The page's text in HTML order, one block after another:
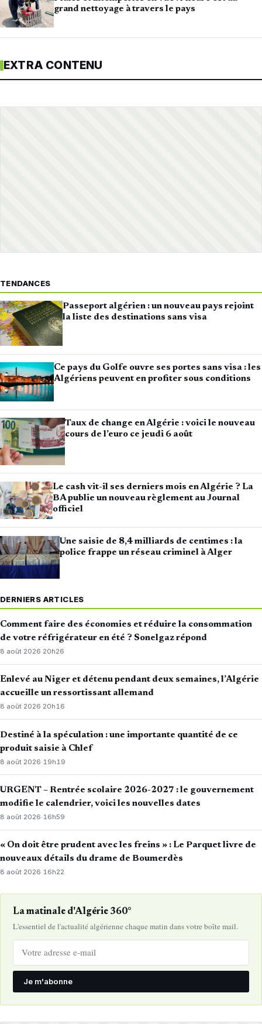
grand nettoyage à travers le pays
EXTRA CONTENU
TENDANCES
Passeport algérien : un nouveau pays rejoint
la liste des destinations sans visa
Ce pays du Golfe ouvre ses portes sans visa : les
Algériens peuvent en profiter sous conditions
Taux de change en Algérie : voici le nouveau
cours de l’euro ce jeudi 6 août
Le cash vit-il ses derniers mois en Algérie ? La
BA publie un nouveau règlement au Journal
officiel
Une saisie de 8,4 milliards de centimes : la
police frappe un réseau criminel à Alger
DERNIERS ARTICLES
Comment faire des économies et réduire la consommation
de votre réfrigérateur en été ? Sonelgaz répond
8 août 2026·20h26
Enlevé au Niger et détenu pendant deux semaines, l’Algérie
accueille un ressortissant allemand
8 août 2026·20h16
Destiné à la spéculation : une importante quantité de ce
produit saisie à Chlef
8 août 2026· 19h19
URGENT – Rentrée scolaire 2026-2027 : le gouvernement
modifie le calendrier, voici les nouvelles dates
8 août 2026·16h59
« On doit être prudent avec les freins » : Le Parquet livre de
nouveaux détails du drame de Boumerdès
8 août 2026·16h22
La matinale d'Algérie 360°
L'essentiel de l'actualité algérienne chaque matin dans votre boîte mail.
Je m'abonne